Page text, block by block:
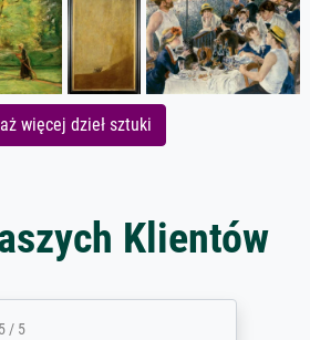
więcej dzieł sztuki
Klientów
5 / 5